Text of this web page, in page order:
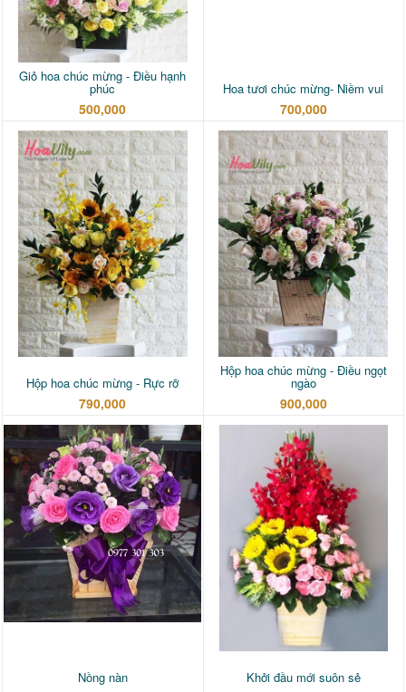
Giỏ hoa chúc mừng - Điều hạnh
phúc
500,000
Hoa tươi chúc mừng- Niềm vui
700,000
Hộp hoa chúc mừng - Rực rỡ
790,000
Hộp hoa chúc mừng - Điều ngọt
ngào
900,000
Nồng nàn Khởi đầu mới suôn sẻ